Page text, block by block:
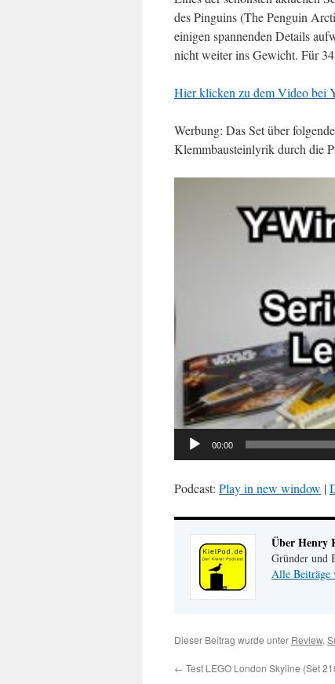
des Pinguins (The Penguin
einigen spannenden Details
nicht weiter ins Gewicht. Für
Hier klicken zu dem Video bei
Werbung: Das Set über
Klemmbausteinlyrik durch die
00:00
Podcast: Play in new window |
Über Henry
Gründer und
Alle Beiträge
Dieser Beitrag wurde unter Review,
← Test LEGO London Skyline (Set